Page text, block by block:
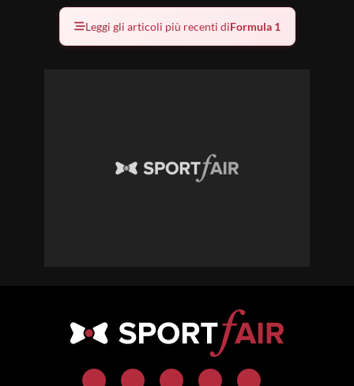
Leggi gli articoli più recenti diFormula 1